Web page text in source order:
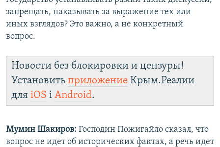
запрещать, наказывать за выражение тех или
иных взглядов? Это важно, а не конкретный
вопрос.
Новости без блокировки и цензуры!
Установить приложение Крым.Реалии
для iOS і Android.
Мумин Шакиров: Господин Пожигайло сказал, что
вопрос не идет об исторических фактах, а речь идет